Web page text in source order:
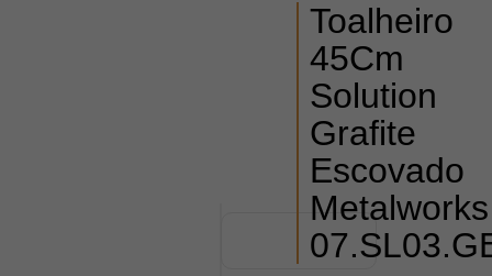
Toalheiro
45Cm
Solution
Grafite
Escovado
Metalworks